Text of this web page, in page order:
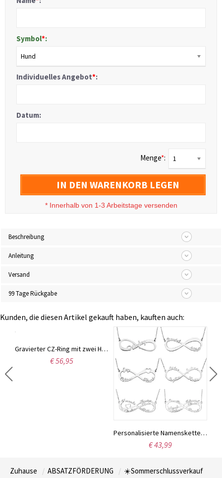
Symbol*:
Hund
Individuelles Angebot*:
Datum:
Menge*: 1
IN DEN WARENKORB LEGEN
* Innerhalb von 1-3 Arbeitstage versenden
Beschreibung
Anleitung
Versand
99 Tage Rückgabe
Kunden, die diesen Artikel gekauft haben, kauften auch:
Gravierter CZ-Ring mit zwei Herz-Geburtsstein in Silber
€ 56,95
Personalisierte Namenskette mit Infinity in Sterling Silber
€ 43,99
Zuhause ABSATZFÖRDERUNG ☀️Sommerschlussverkauf